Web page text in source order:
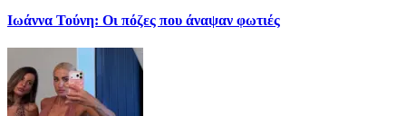
Ιωάννα Τούνη: Οι πόζες που άναψαν φωτιές